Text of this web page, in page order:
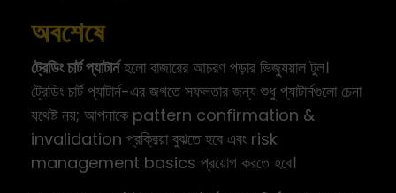
অবশেষে
ট্রেডিং চার্ট প্যাটার্নহলো বাজারের আচরণ পড়ার ভিজ্যুয়াল টুল।
ট্রেডিং চার্ট প্যাটার্ন-এর জগতে সফলতার জন্য শুধু প্যাটার্নগুলো চেনা
যথেষ্ট নয়; আপনাকে pattern confirmation &
invalidation প্রক্রিয়া বুঝতে হবে এবং risk
management basics প্রয়োগ করতে হবে।